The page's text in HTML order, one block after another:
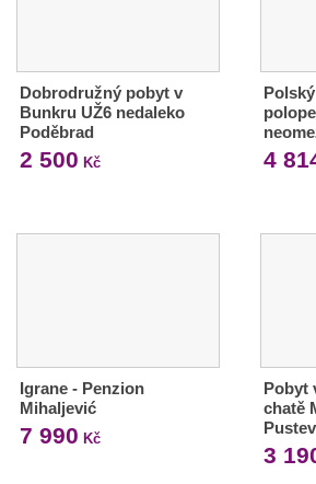
Dobrodružný pobyt v
Bunkru UŽ6 nedaleko
Poděbrad
2 500 Kč 4
Igrane - Penzion
Mihaljević
7 990 Kč
Pobyt
chatě
3